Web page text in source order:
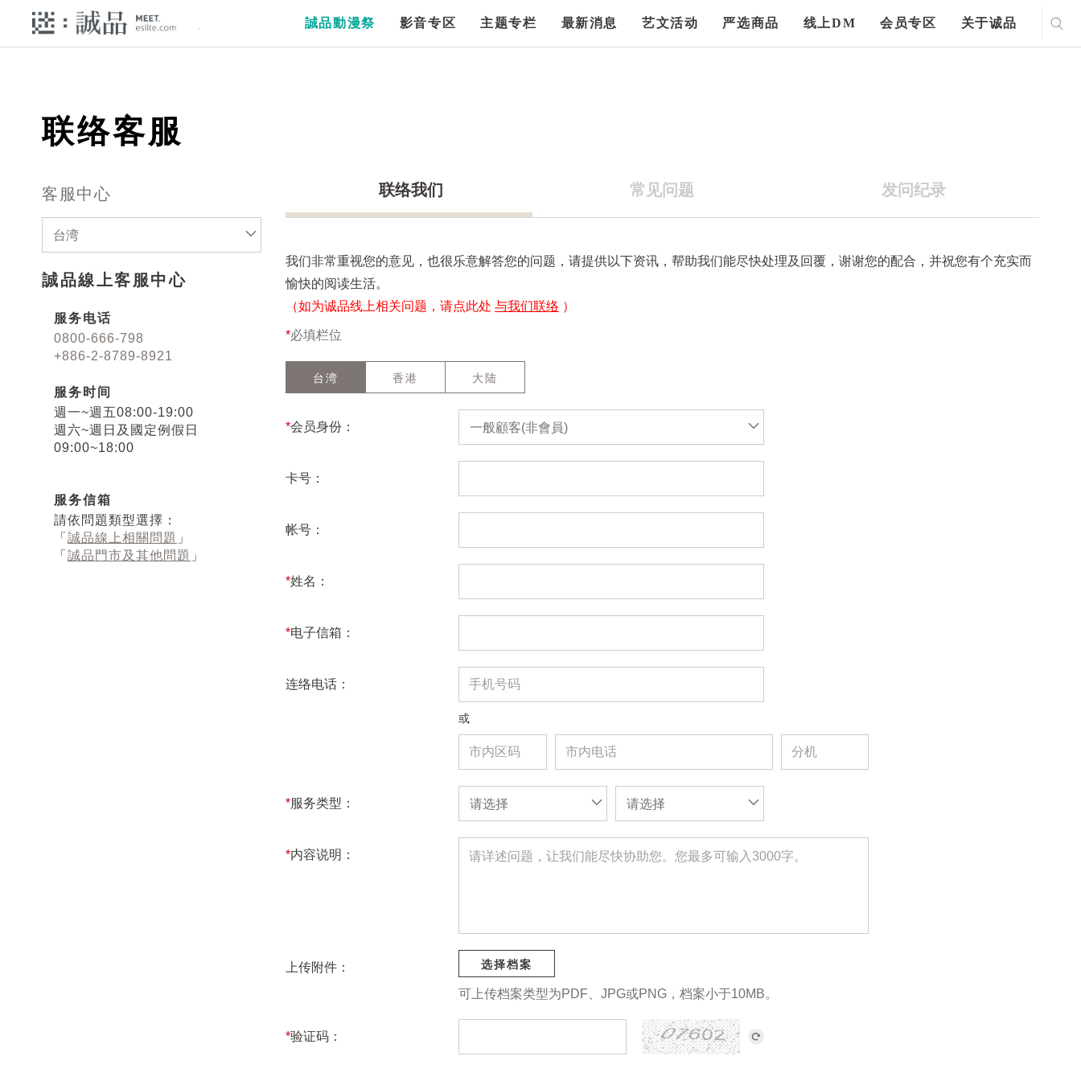
誠品動漫祭 影音专区 主题专栏 最新消息 艺文活动 严选商品 线上DM 会员专区 关于诚品
联络客服
客服中心
台湾
誠品線上客服中心
服务电话
0800-666-798
+886-2-8789-8921
服务时间
週一~週五08:00-19:00
週六~週日及國定例假日
09:00~18:00
服务信箱
請依問題類型選擇：
「 誠品線上相關問題 」
「 誠品門市及其他問題 」
联络我们 常见问题 发问纪录
我们非常重视您的意见，也很乐意解答您的问题，请提供以下资讯，帮助我们能尽快处理及回覆，谢谢您的配合，并祝您有个充实而
愉快的阅读生活。
（如为诚品线上相关问题，请点此处 与我们联络 ）
*必填栏位
台湾 香港 大陆
*会员身份： 一般顧客(非會員)
卡号：
帐号：
*姓名：
*电子信箱：
连络电话：
或
*服务类型： 请选择 请选择
*内容说明：
上传附件： 选择档案
可上传档案类型为PDF、JPG或PNG，档案小于10MB。
*验证码：